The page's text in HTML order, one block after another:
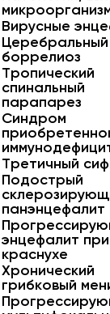
Вирусные
Церебральный
боррелиоз
Тропический
спинальный
парапарез
Синдром
Третичный
Подострый
панэнцефалит
энцефалит при
краснухе
Хронический
грибковый